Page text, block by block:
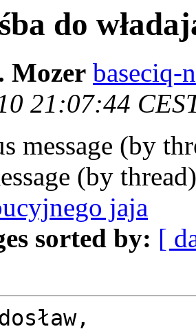
do
Mozer baseciq-
21:07:44
message (by
(by
jaja
sorted by: [